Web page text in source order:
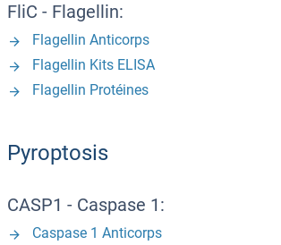
FliC - Flagellin:
Flagellin Anticorps
Flagellin Kits ELISA
Flagellin Protéines
Pyroptosis
CASP1 - Caspase 1:
Caspase 1 Anticorps